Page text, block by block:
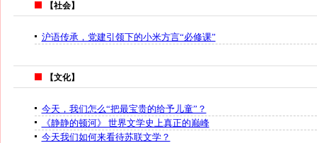
【社会】
沪语传承，党建引领下的小米方言“必修课”
【文化】
今天，我们怎么“把最宝贵的给予儿童”？
《静静的顿河》 世界文学史上真正的巅峰
今天我们如何来看待苏联文学？